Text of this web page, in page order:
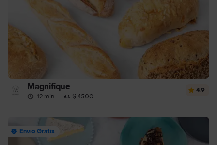
Magnifique
12 min · $ 4500
4.9
Envío Gratis